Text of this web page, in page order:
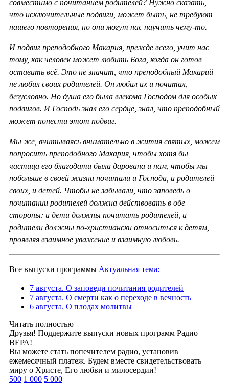
совместимо с почитанием родителей? Нужно сказать,
что исключительные подвиги, может быть, не требуют
нашего повторения, но они могут нас научить чему-то.
И подвиг преподобного Макария, прежде всего, учит нас
тому, как человек может любить Бога, когда он готов
оставить всё. Это не значит, что преподобный Макарий
не любил своих родителей. Он любил их и почитал,
безусловно. Но душа его была влекома Господом для особых
подвигов. И Господь знал его сердце, знал, что преподобный
может понести этот подвиг.
Мы же, вчитываясь внимательно в жития святых, можем
попросить преподобного Макария, чтобы хотя бы
частица его благодати была дарована и нам, чтобы мы
побольше в своей жизни почитали и Господа, и родителей
своих, и детей. Чтобы не забывали, что заповедь о
почитании родителей должна действовать в обе
стороны: и дети должны почитать родителей, и
родители должны по-христиански относиться к детям,
проявляя взаимное уважение и взаимную любовь.
Все выпуски программы Актуальная тема:
7 августа. О заповеди почитания родителей
7 августа. О смерти как о переходе в вечность
6 августа. О плодах молитвы
Читать полностью
Друзья! Поддержите выпуски новых программ Радио
ВЕРА!
Вы можете стать попечителем радио, установив
ежемесячный платеж. Будем вместе свидетельствовать
миру о Христе, Его любви и милосердии!
500 1 000 5 000